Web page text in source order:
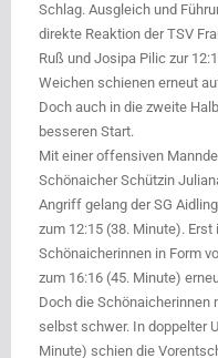
Schlag. Ausgleich und
direkte Reaktion der TSV
Ruß und Josipa Pilic zur
Weichen schienen erneut
Doch auch in die zweite
besseren Start.
Mit einer offensiven
Schönaicher Schützin
Angriff gelang der SG
zum 12:15 (38. Minute).
Schönaicherinnen in Form
zum 16:16 (45. Minute)
Doch die
selbst schwer. In doppelter
Minute) schien die